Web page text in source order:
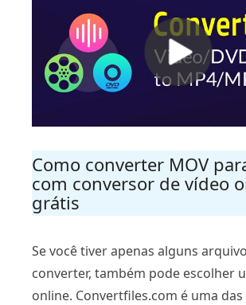
Como converter MOV
com conversor de vídeo
grátis
Se você tiver apenas alguns
converter, também pode escolher
online. Convertfiles.com é uma